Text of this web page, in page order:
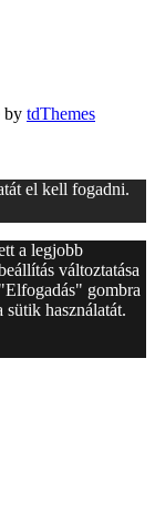
by tdThemes
el kell fogadni.
a legjobb
változtatása
gombra
használatát.